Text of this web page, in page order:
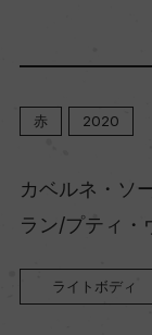
赤 2020
カベルネ・ソ
ラン/プティ・
ライトボディ